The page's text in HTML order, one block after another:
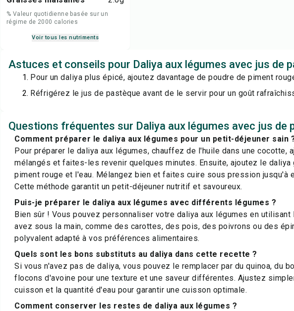
% Valeur quotidienne basée sur un
régime de 2000 calories
Voir tous les nutriments
Astuces et conseils pour Daliya aux légumes avec jus de
Pour un daliya plus épicé, ajoutez davantage de poudre de piment
Réfrigérez le jus de pastèque avant de le servir pour un goût
Questions fréquentes sur Daliya aux légumes avec jus de
Comment préparer le daliya aux légumes pour un petit-déjeuner sain
Pour préparer le daliya aux légumes, chauffez de l'huile dans une cocotte,
mélangés et faites-les revenir quelques minutes. Ensuite, ajoutez le
piment rouge et l'eau. Mélangez bien et faites cuire sous pression jusqu'à
Cette méthode garantit un petit-déjeuner nutritif et savoureux.
Puis-je préparer le daliya aux légumes avec différents légumes ?
Bien sûr ! Vous pouvez personnaliser votre daliya aux légumes en
avez sous la main, comme des carottes, des pois, des poivrons ou des
polyvalent adapté à vos préférences alimentaires.
Quels sont les bons substituts au daliya dans cette recette ?
Si vous n'avez pas de daliya, vous pouvez le remplacer par du quinoa, du
flocons d'avoine pour une texture et une saveur différentes. Ajustez
cuisson et la quantité d'eau pour garantir une cuisson optimale.
Comment conserver les restes de daliya aux légumes ?